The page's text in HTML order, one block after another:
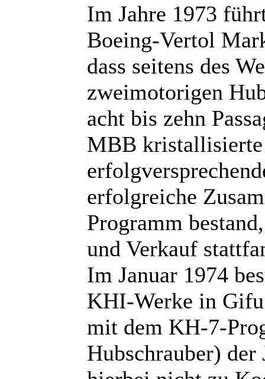
Im Jahre 1973
Boeing-Vertol
dass seitens des
zweimotorigen
acht bis zehn
MBB
erfolgreiche
Programm
und Verkauf
Im Januar 1974
KHI-Werke in
mit dem KH-7-
Hubschrauber)